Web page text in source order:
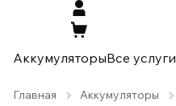
АккумуляторыВсе услуги
Главная Аккумуляторы